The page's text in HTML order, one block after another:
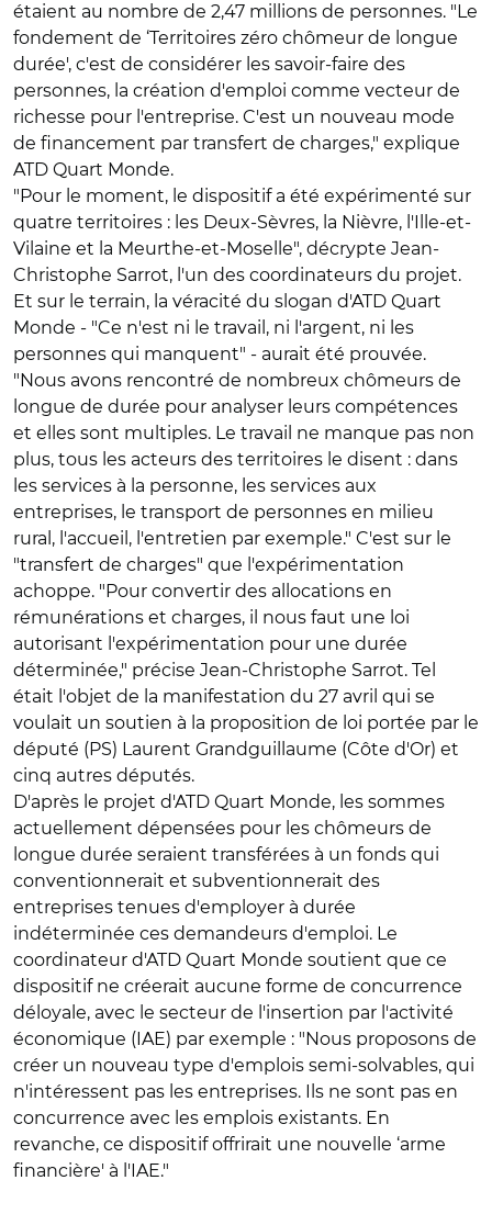
étaient au nombre de 2,47 millions de personnes. "Le
fondement de ‘Territoires zéro chômeur de longue
durée', c'est de considérer les savoir-faire des
personnes, la création d'emploi comme vecteur de
richesse pour l'entreprise. C'est un nouveau mode
de financement par transfert de charges," explique
ATD Quart Monde.
"Pour le moment, le dispositif a été expérimenté sur
quatre territoires : les Deux-Sèvres, la Nièvre, l'Ille-et-
Vilaine et la Meurthe-et-Moselle", décrypte Jean-
Christophe Sarrot, l'un des coordinateurs du projet.
Et sur le terrain, la véracité du slogan d'ATD Quart
Monde - "Ce n'est ni le travail, ni l'argent, ni les
personnes qui manquent" - aurait été prouvée.
"Nous avons rencontré de nombreux chômeurs de
longue de durée pour analyser leurs compétences
et elles sont multiples. Le travail ne manque pas non
plus, tous les acteurs des territoires le disent : dans
les services à la personne, les services aux
entreprises, le transport de personnes en milieu
rural, l'accueil, l'entretien par exemple." C'est sur le
"transfert de charges" que l'expérimentation
achoppe. "Pour convertir des allocations en
rémunérations et charges, il nous faut une loi
autorisant l'expérimentation pour une durée
déterminée," précise Jean-Christophe Sarrot. Tel
était l'objet de la manifestation du 27 avril qui se
voulait un soutien à la proposition de loi portée par le
député (PS) Laurent Grandguillaume (Côte d'Or) et
cinq autres députés.
D'après le projet d'ATD Quart Monde, les sommes
actuellement dépensées pour les chômeurs de
longue durée seraient transférées à un fonds qui
conventionnerait et subventionnerait des
entreprises tenues d'employer à durée
indéterminée ces demandeurs d'emploi. Le
coordinateur d'ATD Quart Monde soutient que ce
dispositif ne créerait aucune forme de concurrence
déloyale, avec le secteur de l'insertion par l'activité
économique (IAE) par exemple : "Nous proposons de
créer un nouveau type d'emplois semi-solvables, qui
n'intéressent pas les entreprises. Ils ne sont pas en
concurrence avec les emplois existants. En
revanche, ce dispositif offrirait une nouvelle ‘arme
financière' à l'IAE."